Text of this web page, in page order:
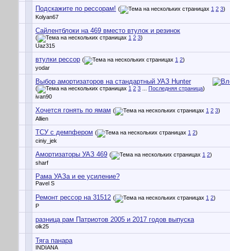
Подскажите по рессорам! ( 1 2 3)
Kolyan67
Сайлентблоки на 469 вместо втулок и резинок
( 1 2 3)
Uaz315
втулки рессор ( 1 2)
yodar
Выбор амортизаторов на стандартный УАЗ Hunter
( 1 2 3 Последняя страница)
ivan90
Хочется гонять по ямам ( 1 2 3)
Allien
ТСУ с демпфером ( 1 2)
ciniy_jek
Амортизаторы УАЗ 469 ( 1 2)
sharf
Рама УАЗа и ее усиление?
Pavel S
Ремонт рессор на 31512 ( 1 2)
P
разница рам Патриотов 2005 и 2017 годов выпуска
olk25
Тяга панара
INDIANA